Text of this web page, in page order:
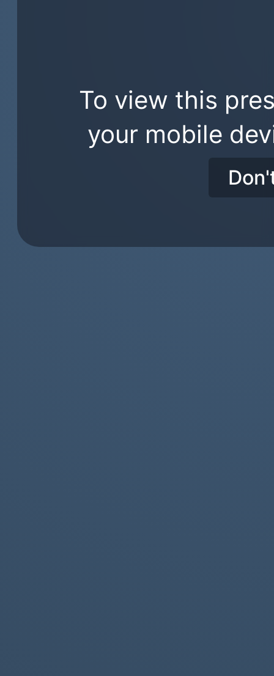
To view this
your mobile